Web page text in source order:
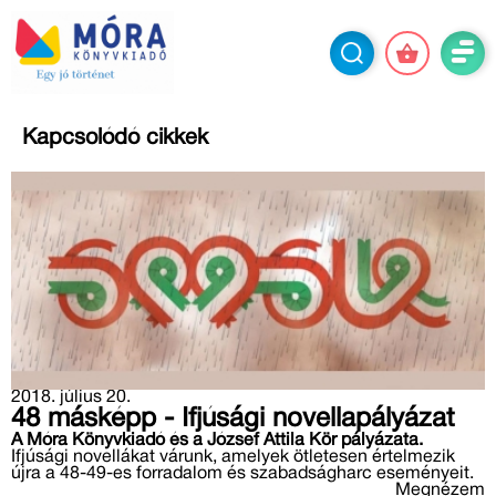
Kapcsolódó cikkek
2018. július 20.
48 másképp - Ifjúsági novellapályázat
A Móra Könyvkiadó és a József Attila Kör pályázata.
Ifjúsági novellákat várunk, amelyek ötletesen értelmezik
újra a 48-49-es forradalom és szabadságharc eseményeit.
Megnézem